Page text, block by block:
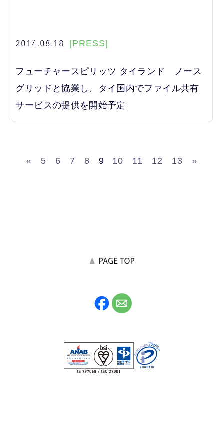
2014.08.18 [PRESS]
フューチャースピリッツ タイランド ノース
グリッドと協業し、タイ国内でファイル共有
サービスの提供を開始予定
« 5 6 7 8 9 10 11 12 13 »